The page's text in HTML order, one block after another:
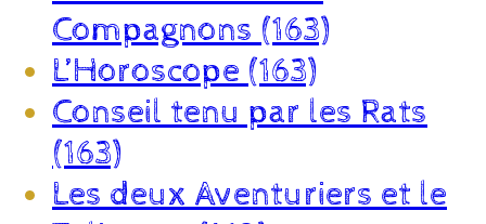
Compagnons (163)
L’Horoscope (163)
Conseil tenu par les Rats
(163)
Les deux Aventuriers et le